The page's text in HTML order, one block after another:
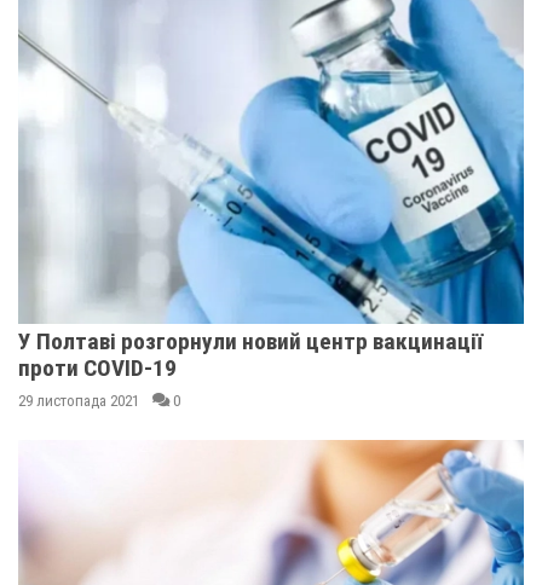
У Полтаві розгорнули новий центр вакцинації
проти COVID-19
29 листопада 2021 0